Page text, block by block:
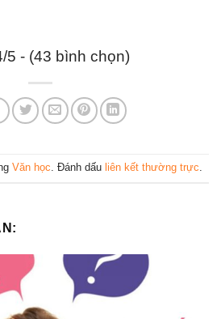
5 - (43 bình chọn)
Văn học. Đánh dấu liên kết thường trực.